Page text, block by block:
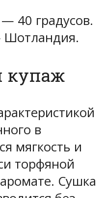
40 градусов.
Шотландия.
купаж
в
мягкость и
торфяной
Сушка